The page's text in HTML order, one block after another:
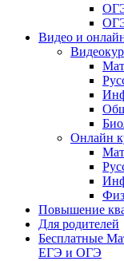
Видео и
Онлайн
Повышение
Для родителей
Бесплатные
ЕГЭ и ОГЭ